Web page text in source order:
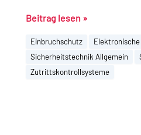
Beitrag lesen »
Einbruchschutz
Sicherheitstechnik Allgemein
Zutrittskontrollsysteme